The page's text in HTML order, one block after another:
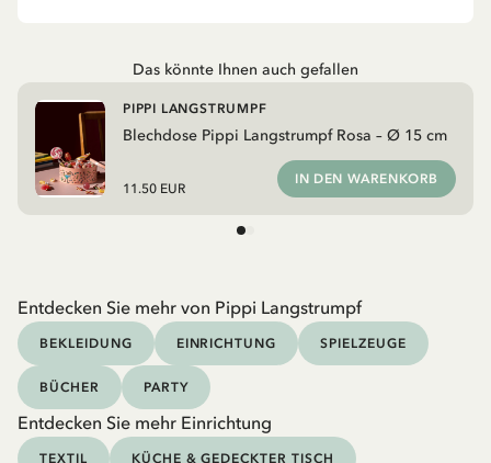
Das könnte Ihnen auch gefallen
Blechdose Pippi Langstrumpf Rosa – Ø 15 cm
PIPPI LANGSTRUMPF
11.50 EUR
IN DEN WARENKORB
Entdecken Sie mehr von Pippi Langstrumpf
BEKLEIDUNG EINRICHTUNG SPIELZEUGE
BÜCHER PARTY
Entdecken Sie mehr Einrichtung
TEXTIL KÜCHE & GEDECKTER TISCH